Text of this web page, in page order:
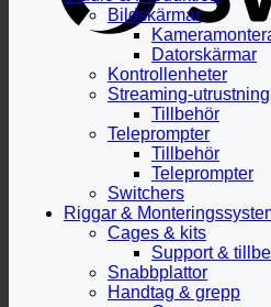
Bildskärmar
Datorskärmar
Kontrollenheter
Streaming-utrustning
Tillbehör
Teleprompter
Tillbehör
Teleprompter
Switchers
Riggar &
Cages & kits
Support &
Snabbplattor
Handtag & grepp